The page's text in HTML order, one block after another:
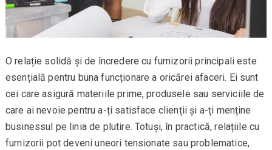
O relație solidă și de încredere cu furnizorii principali este
esențială pentru buna funcționare a oricărei afaceri. Ei sunt
cei care asigură materiile prime, produsele sau serviciile de
care ai nevoie pentru a-ți satisface clienții și a-ți menține
businessul pe linia de plutire. Totuși, în practică, relațiile cu
furnizorii pot deveni uneori tensionate sau problematice,